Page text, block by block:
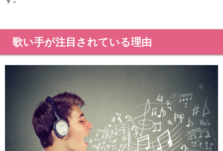
歌い手が注目されている理由